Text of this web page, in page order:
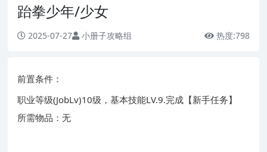
跆拳少年/少女
2025-07-27 小册子攻略组 热度:798
前置条件：
职业等级(JobLv)10级，基本技能LV.9.完成【新手任务】
所需物品：无